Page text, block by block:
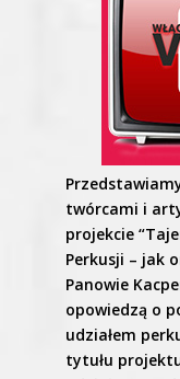
twórcami i
projekcie
Perkusji – jak
Panowie
opowiedzą o
udziałem
tytułu